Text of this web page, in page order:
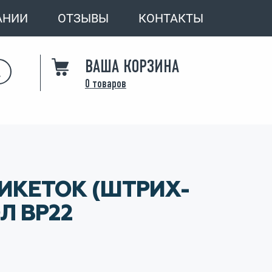
ОТЗЫВЫ КОНТАКТЫ
ВАША КОРЗИНА
0 товаров
(ШТРИХ-
BP22